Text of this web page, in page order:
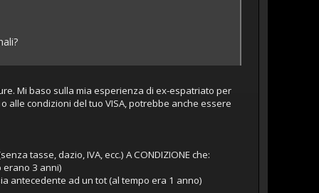
Mi baso sulla mia esperienza di ex-espatriato per
alle condizioni del tuo VISA, potrebbe anche essere
tasse, dazio, IVA, ecc.) A CONDIZIONE che:
erano 3 anni)
antecedente ad un tot (al tempo era 1 anno)